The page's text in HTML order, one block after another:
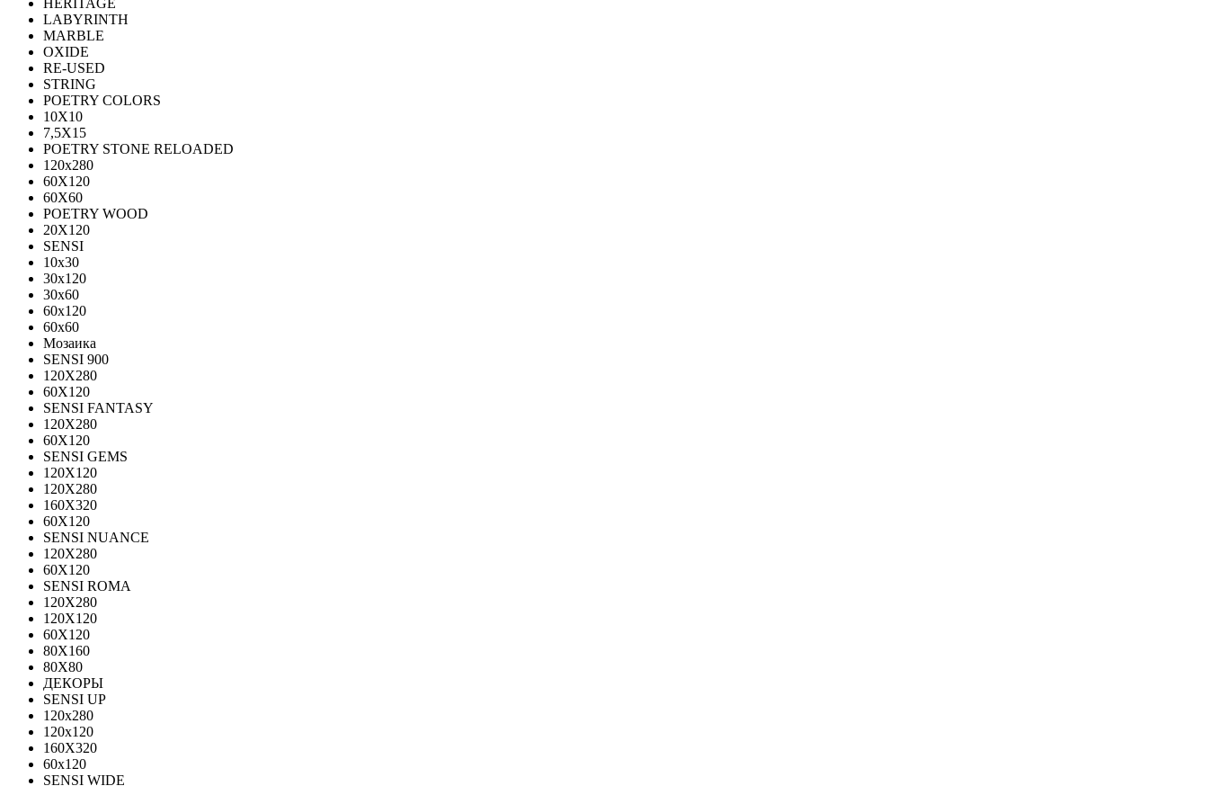
HERITAGE
LABYRINTH
MARBLE
OXIDE
RE-USED
STRING
POETRY COLORS
10Х10
7,5Х15
POETRY STONE RELOADED
120x280
60Х120
60Х60
POETRY WOOD
20Х120
SENSI
10x30
30x120
30x60
60x120
60x60
Мозаика
SENSI 900
120Х280
60X120
SENSI FANTASY
120Х280
60Х120
SENSI GEMS
120Х120
120Х280
160X320
60X120
SENSI NUANCE
120X280
60X120
SENSI ROMA
120X280
120Х120
60X120
80X160
80X80
ДЕКОРЫ
SENSI UP
120x280
120х120
160X320
60х120
SENSI WIDE